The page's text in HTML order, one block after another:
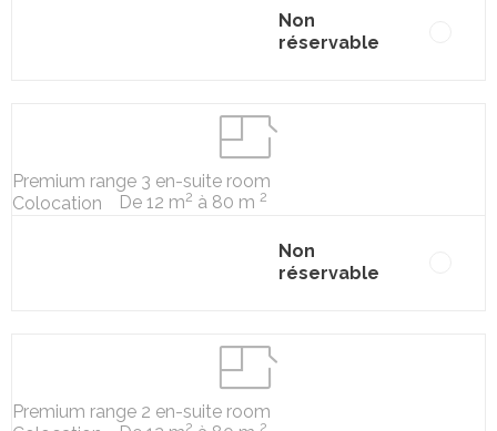
Non
réservable
Premium range 3 en-suite room
Colocation
De 12 m2 à 80 m 2
Non
réservable
Premium range 2 en-suite room
2 2